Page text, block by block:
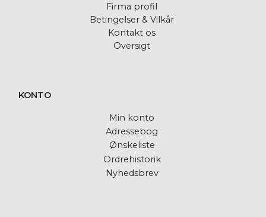
Firma profil
Betingelser & Vilkår
Kontakt os
Oversigt
KONTO
Min konto
Adressebog
Ønskeliste
Ordrehistorik
Nyhedsbrev